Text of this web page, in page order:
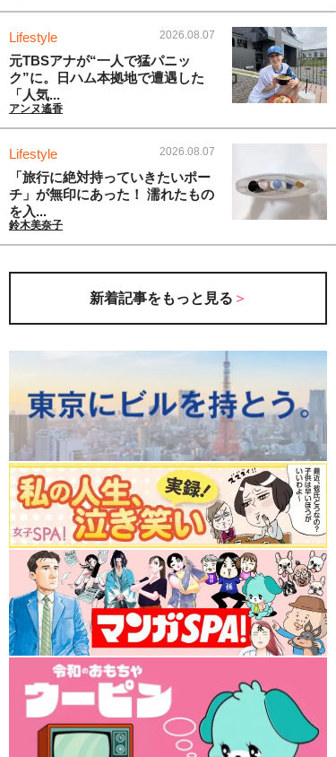
Lifestyle 2026.08.07
元TBSアナが“一人で猛パニッ
ク”に。日ハム本拠地で遭遇した
「人気...
アンヌ遙香
Lifestyle 2026.08.07
「旅行に絶対持っていきたいポー
チ」が無印にあった！ 濡れたもの
を入...
鈴木美奈子
新着記事をもっと見る